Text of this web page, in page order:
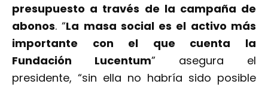
presupuesto a través de la campaña de
abonos. “La masa social es el activo más
importante con el que cuenta la
Fundación Lucentum” asegura el
presidente, “sin ella no habría sido posible